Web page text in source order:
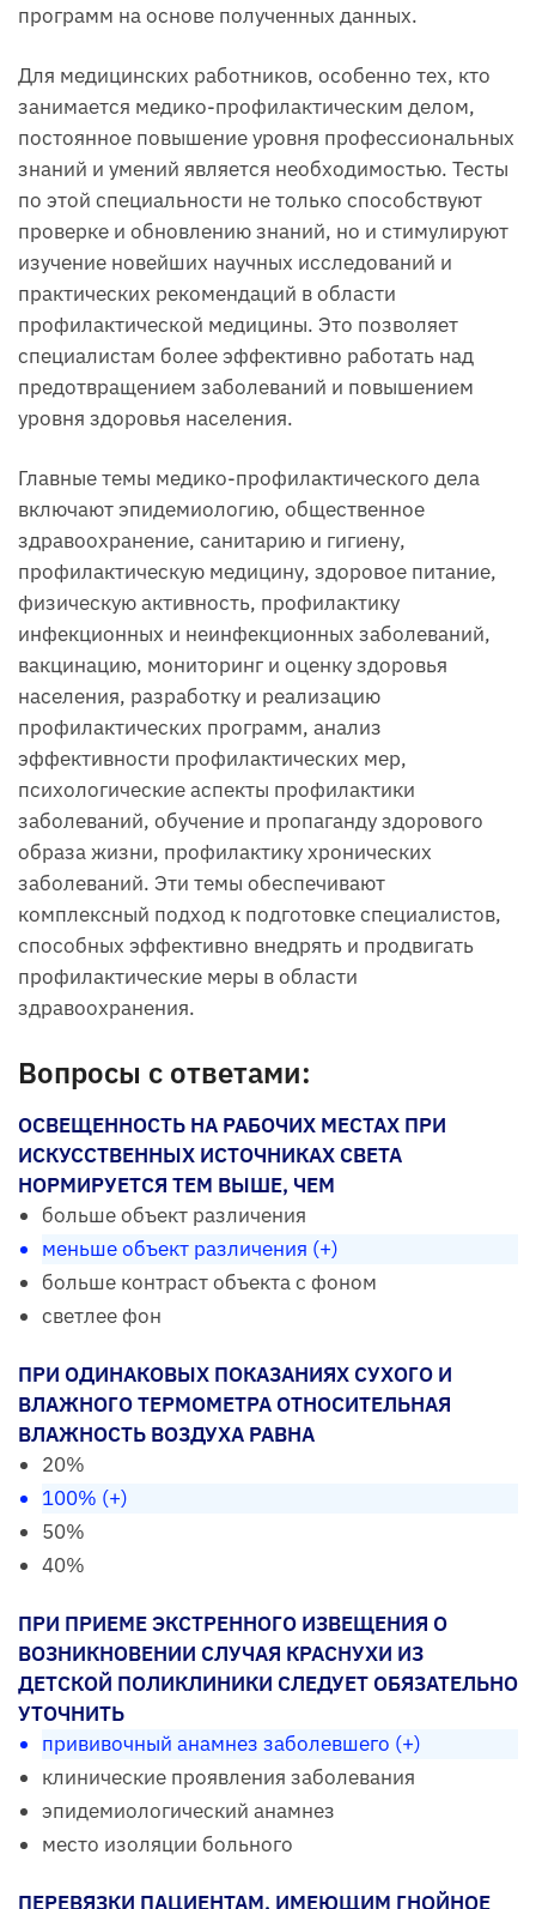
программ на основе полученных данных.
Для медицинских работников, особенно тех, кто
занимается медико-профилактическим делом,
постоянное повышение уровня профессиональных
знаний и умений является необходимостью. Тесты
по этой специальности не только способствуют
проверке и обновлению знаний, но и стимулируют
изучение новейших научных исследований и
практических рекомендаций в области
профилактической медицины. Это позволяет
специалистам более эффективно работать над
предотвращением заболеваний и повышением
уровня здоровья населения.
Главные темы медико-профилактического дела
включают эпидемиологию, общественное
здравоохранение, санитарию и гигиену,
профилактическую медицину, здоровое питание,
физическую активность, профилактику
инфекционных и неинфекционных заболеваний,
вакцинацию, мониторинг и оценку здоровья
населения, разработку и реализацию
профилактических программ, анализ
эффективности профилактических мер,
психологические аспекты профилактики
заболеваний, обучение и пропаганду здорового
образа жизни, профилактику хронических
заболеваний. Эти темы обеспечивают
комплексный подход к подготовке специалистов,
способных эффективно внедрять и продвигать
профилактические меры в области
здравоохранения.
Вопросы с ответами:
ОСВЕЩЕННОСТЬ НА РАБОЧИХ МЕСТАХ ПРИ
ИСКУССТВЕННЫХ ИСТОЧНИКАХ СВЕТА
НОРМИРУЕТСЯ ТЕМ ВЫШЕ, ЧЕМ
больше объект различения
меньше объект различения (+)
больше контраст объекта с фоном
светлее фон
ПРИ ОДИНАКОВЫХ ПОКАЗАНИЯХ СУХОГО И
ВЛАЖНОГО ТЕРМОМЕТРА ОТНОСИТЕЛЬНАЯ
ВЛАЖНОСТЬ ВОЗДУХА РАВНА
20%
100% (+)
50%
40%
ПРИ ПРИЕМЕ ЭКСТРЕННОГО ИЗВЕЩЕНИЯ О
ВОЗНИКНОВЕНИИ СЛУЧАЯ КРАСНУХИ ИЗ
ДЕТСКОЙ ПОЛИКЛИНИКИ СЛЕДУЕТ ОБЯЗАТЕЛЬНО
УТОЧНИТЬ
прививочный анамнез заболевшего (+)
клинические проявления заболевания
эпидемиологический анамнез
место изоляции больного
ПЕРЕВЯЗКИ ПАЦИЕНТАМ, ИМЕЮЩИМ ГНОЙНОЕ